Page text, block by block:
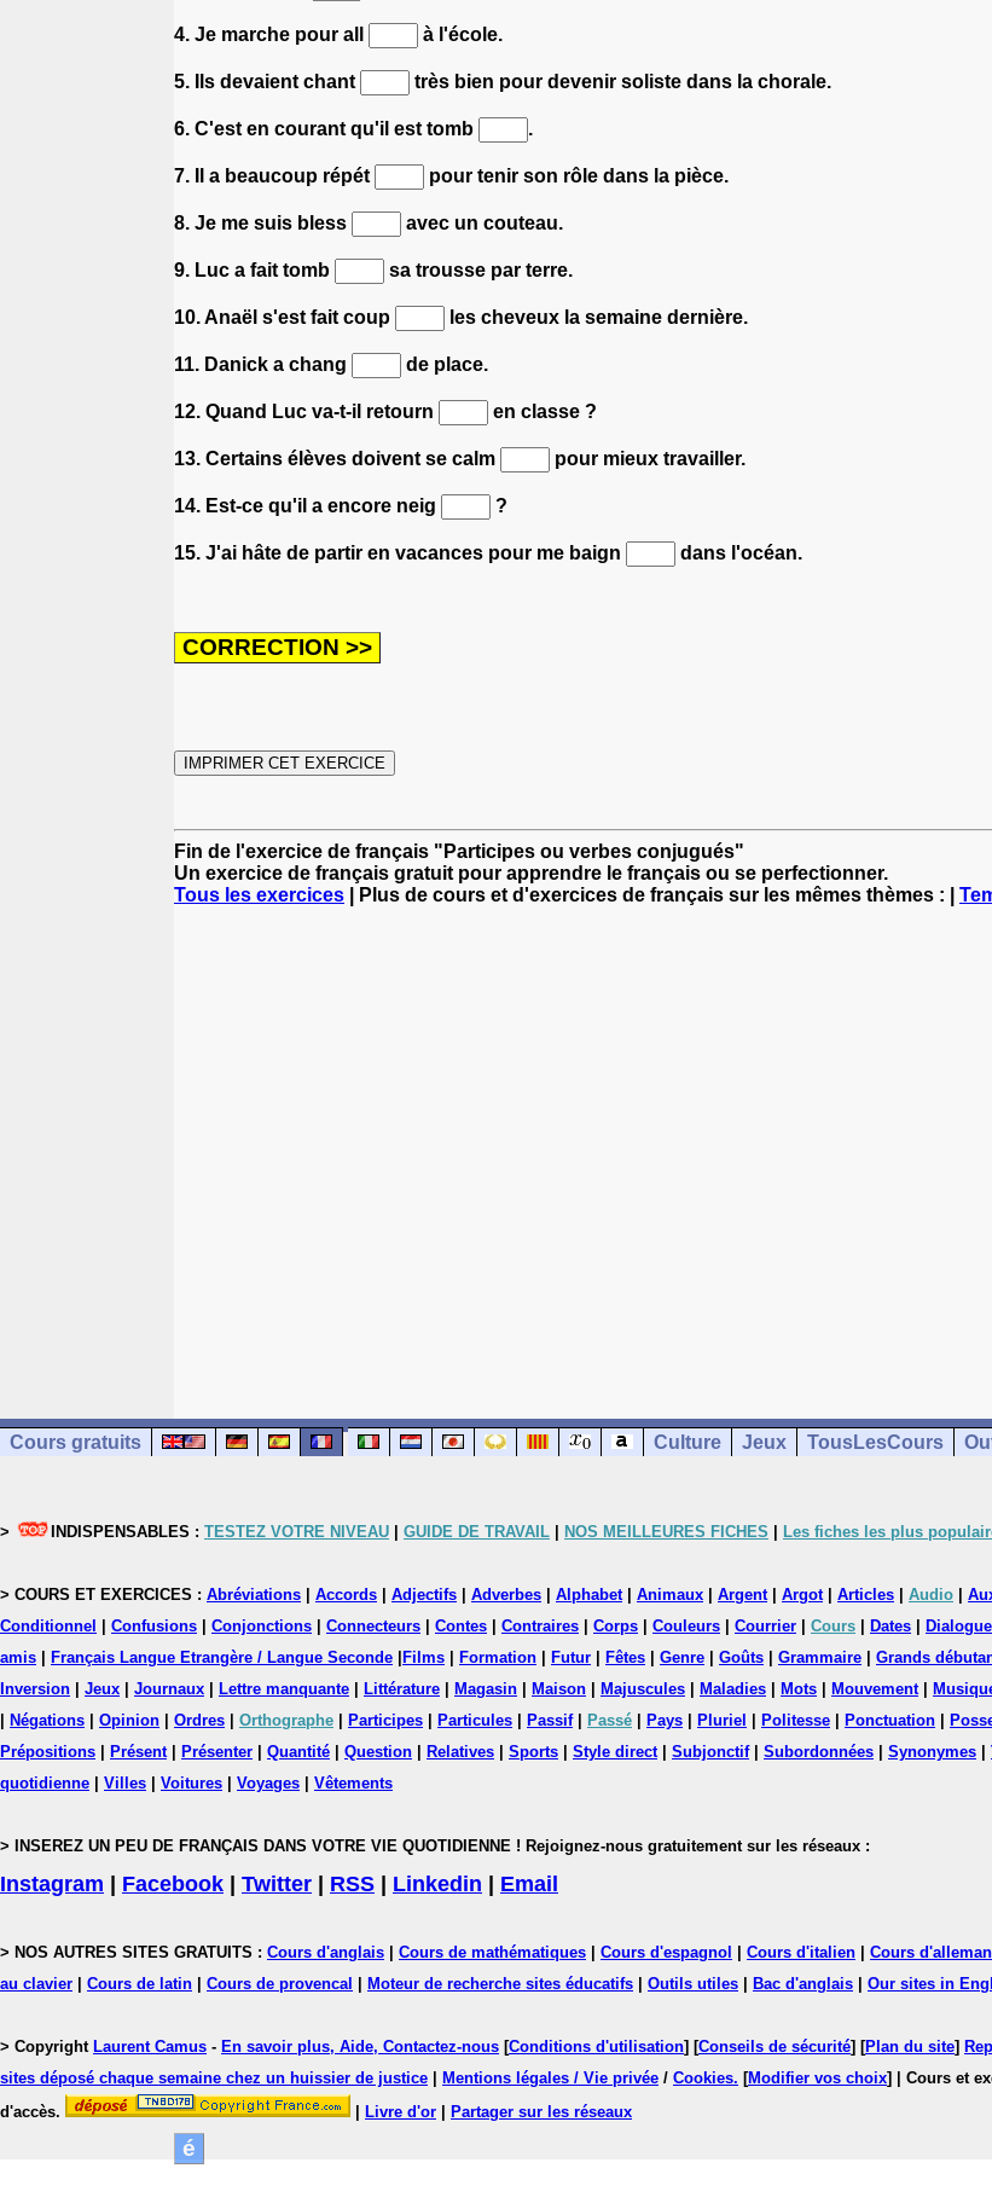
4. Je marche pour all à l'école.
5. Ils devaient chant très bien pour devenir soliste dans la chorale.
6. C'est en courant qu'il est tomb .
7. Il a beaucoup répét pour tenir son rôle dans la pièce.
8. Je me suis bless avec un couteau.
9. Luc a fait tomb sa trousse par terre.
10. Anaël s'est fait coup les cheveux la semaine dernière.
11. Danick a chang de place.
12. Quand Luc va-t-il retourn en classe ?
13. Certains élèves doivent se calm pour mieux travailler.
14. Est-ce qu'il a encore neig ?
15. J'ai hâte de partir en vacances pour me baign dans l'océan.
Fin de l'exercice de français "Participes ou verbes conjugués"
Un exercice de français gratuit pour apprendre le français ou se perfectionner.
Tous les exercices | Plus de cours et d'exercices de français sur les mêmes thèmes : |
Cours gratuits Culture Jeux TousLesCours
> INDISPENSABLES : TESTEZ VOTRE NIVEAU GUIDE DE TRAVAIL NOS MEILLEURES FICHES Les fiches les plus
> COURS ET EXERCICES : Abréviations Accords Adjectifs Adverbes Alphabet| Animaux Argent| Argot| Articles Audio
Conditionnel
Confusions Conjonctions Connecteurs Contes Contraires Corps Couleurs Courrier Cours Dates
amis
Français Langue Etrangère / Langue Seconde Films Formation Futur Fêtes Genre Goûts Grammaire Grands
Inversion
Jeux Journaux Lettre manquante Littérature Magasin Maison Majuscules Maladies Mots Mouvement|
Négations Opinion Ordres Orthographe Participes Particules Passif| Passé Pays Pluriel Politesse Ponctuation
Prépositions
Présent| Présenter Quantité Question Relatives Sports Style direct| Subjonctif| Subordonnées Synonymes
quotidienne
Villes Voitures Voyages Vêtements
> INSEREZ UN PEU DE FRANÇAIS DANS VOTRE VIE QUOTIDIENNE ! Rejoignez-nous gratuitement sur les réseaux :
Instagram Facebook Twitter RSS Linkedin Email
> NOS AUTRES SITES GRATUITS : Cours d'anglais Cours de mathématiques Cours d'espagnol Cours d'italien Cours
au clavier
Cours de latin Cours de provencal Moteur de recherche sites éducatifs Outils utiles Bac d'anglais Our sites in
> Copyright Laurent Camus - En savoir plus, Aide, Contactez-nous [Conditions d'utilisation] [Conseils de sécurité] [Plan du site]
sites déposé chaque semaine chez un huissier de justice
Mentions légales / Vie privée / Cookies. [Modifier vos choix]
| Cours et
d'accès.
Livre d'or Partager sur les réseaux